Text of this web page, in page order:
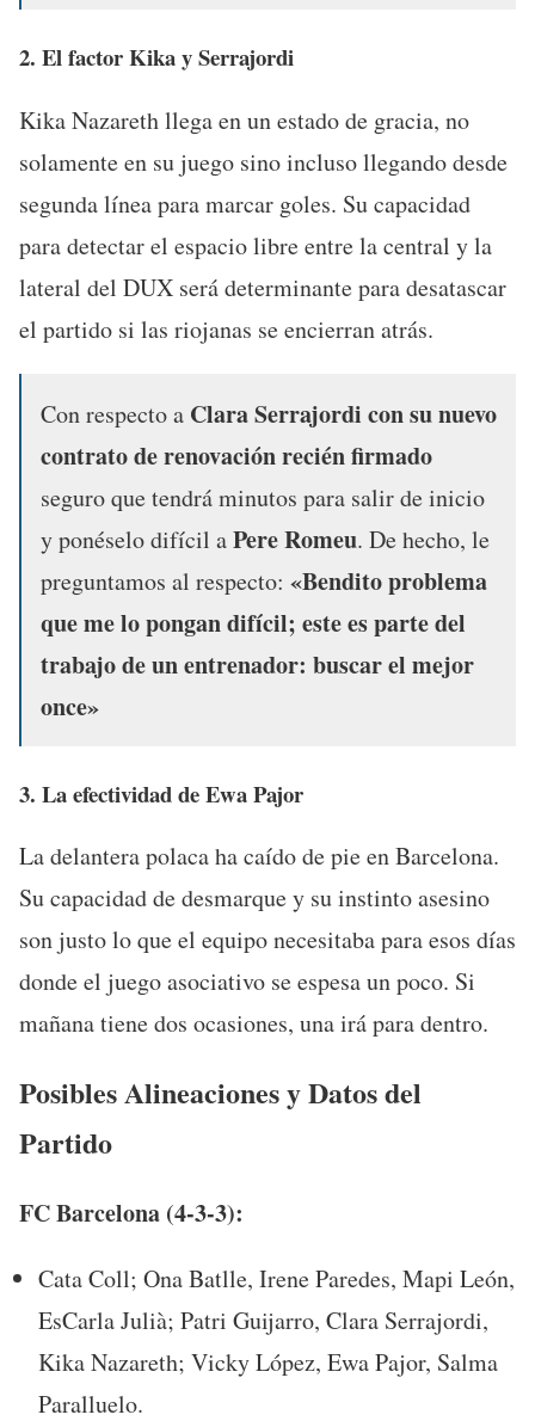
2. El factor Kika y Serrajordi
Kika Nazareth llega en un estado de gracia, no
solamente en su juego sino incluso llegando desde
segunda línea para marcar goles. Su capacidad
para detectar el espacio libre entre la central y la
lateral del DUX será determinante para desatascar
el partido si las riojanas se encierran atrás.
Con respecto a Clara Serrajordi con su nuevo
contrato de renovación recién firmado
seguro que tendrá minutos para salir de inicio
y ponéselo difícil aPere Romeu. De hecho, le
preguntamos al respecto: «Bendito problema
que me lo pongan difícil; este es parte del
trabajo de un entrenador: buscar el mejor
once»
3. La efectividad de Ewa Pajor
La delantera polaca ha caído de pie en Barcelona.
Su capacidad de desmarque y su instinto asesino
son justo lo que el equipo necesitaba para esos días
donde el juego asociativo se espesa un poco. Si
mañana tiene dos ocasiones, una irá para dentro.
Posibles Alineaciones y Datos del
Partido
FC Barcelona (4-3-3):
Cata Coll; Ona Batlle, Irene Paredes, Mapi León,
EsCarla Julià; Patri Guijarro, Clara Serrajordi,
Kika Nazareth; Vicky López, Ewa Pajor, Salma
Paralluelo.